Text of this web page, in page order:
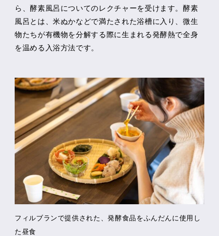
ら、酵素風呂についてのレクチャーを受けます。酵素
風呂とは、米ぬかなどで満たされた浴槽に入り、微生
物たちが有機物を分解する際に生まれる発酵熱で全身
を温める入浴方法です。
フィルブランで提供された、発酵食品をふんだんに使用し
た昼食